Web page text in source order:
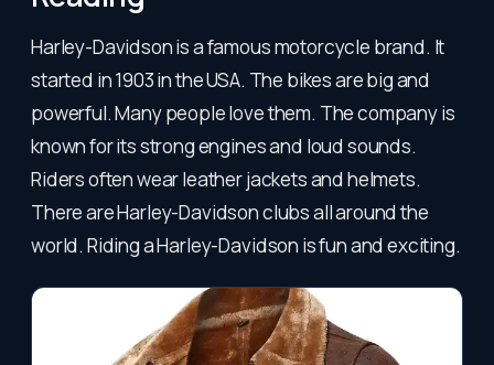
Harley-Davidson is a famous motorcycle brand. It
started in 1903 in the USA. The bikes are big and
powerful. Many people love them. The company is
known for its strong engines and loud sounds.
Riders often wear leather jackets and helmets.
There are Harley-Davidson clubs all around the
world. Riding a Harley-Davidson is fun and exciting.